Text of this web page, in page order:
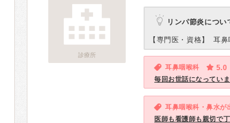
診療所
リンパ節炎につい
【専門医・資格】 耳鼻
耳鼻咽喉科 5.0
毎回お世話になってい
耳鼻咽喉科・鼻水が
医師も看護師も親切で